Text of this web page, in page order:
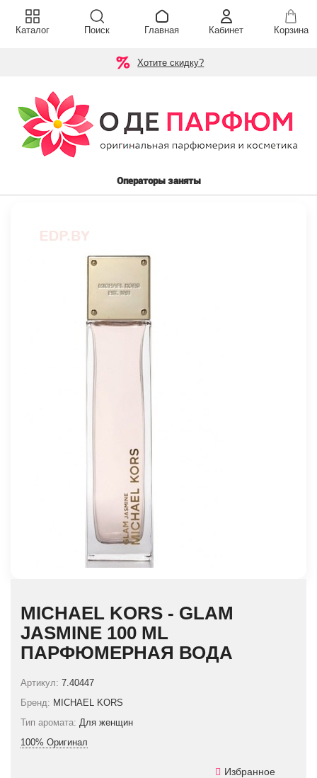
Хотите скидку?
Операторы заняты
MICHAEL KORS - GLAM
JASMINE 100 ML
ПАРФЮМЕРНАЯ ВОДА
Артикул: 7.40447
Бренд: MICHAEL KORS
Тип аромата: Для женщин
100% Оригинал
Избранное
Каталог Поиск Главная Кабинет Корзина